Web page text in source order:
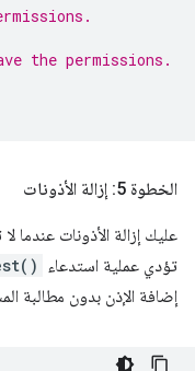
the permissions.
الخطوة 5: إزالة الأذونات
عليك إزالة الأذونات عندما
تؤدي عملية استدعاء
إضافة الإذن بدون مطالبة